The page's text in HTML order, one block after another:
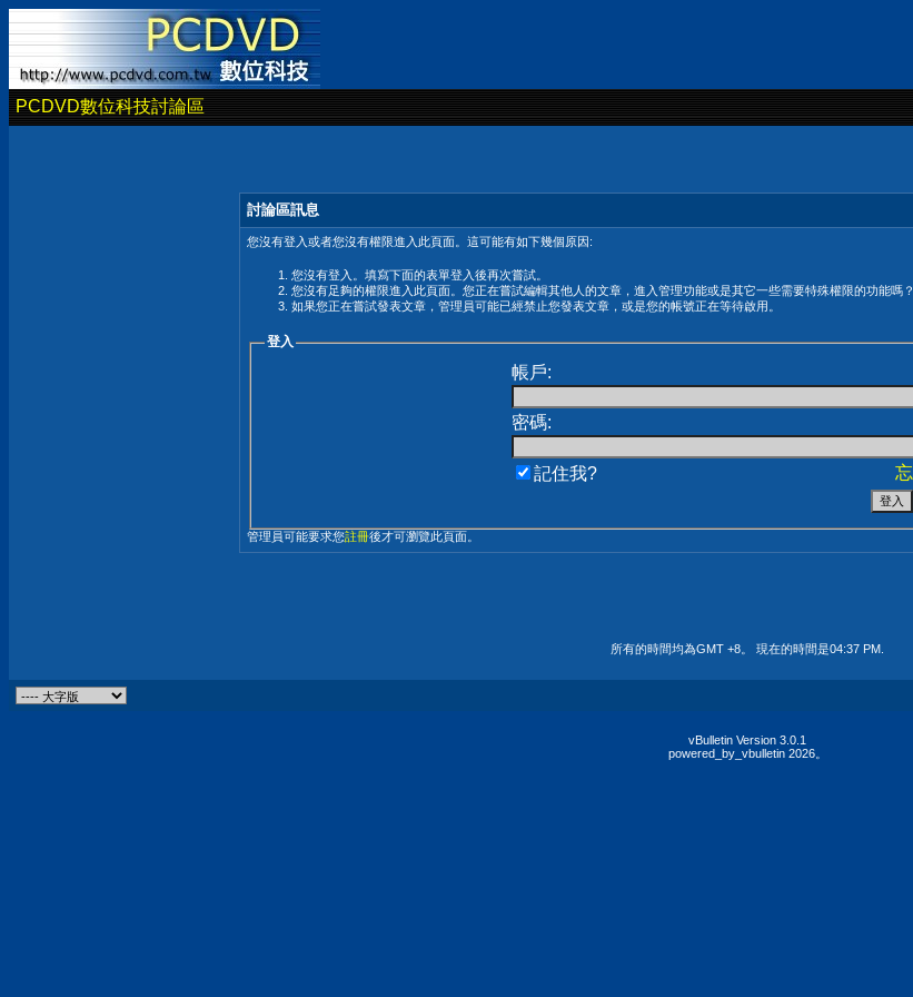
PCDVD數位科技討論區
討論區訊息
您沒有登入或者您沒有權限進入此頁面。這可能有如下幾個原因:
您沒有登入。填寫下面的表單登入後再次嘗試。
您沒有足夠的權限進入此頁面。您正在嘗試編輯其他人的文章，進入管理功能或是其它一些需要特殊權限的功能嗎？
如果您正在嘗試發表文章，管理員可能已經禁止您發表文章，或是您的帳號正在等待啟用。
登入
帳戶:
密碼:
記住我?
管理員可能要求您註冊後才可瀏覽此頁面。
所有的時間均為GMT +8。 現在的時間是04:37 PM
vBulletin Version 3.0.1
powered_by_vbulletin 2026。